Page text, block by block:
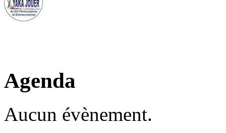
Agenda
Aucun évènement.